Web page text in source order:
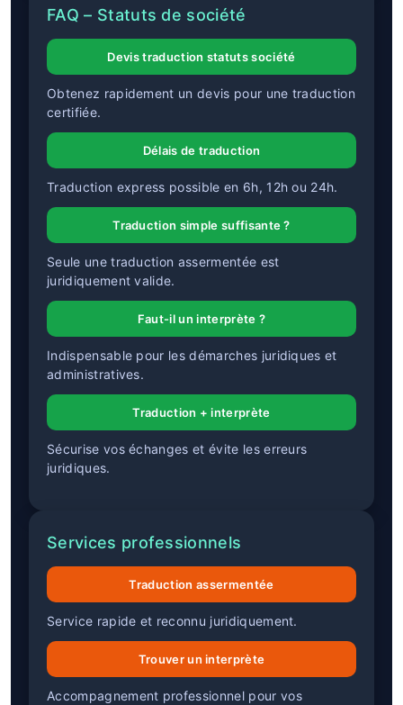
FAQ – Statuts de société
Devis traduction statuts société
Obtenez rapidement un devis pour une traduction
certifiée.
Délais de traduction
Traduction express possible en 6h, 12h ou 24h.
Traduction simple suffisante ?
Seule une traduction assermentée est
juridiquement valide.
Faut-il un interprète ?
Indispensable pour les démarches juridiques et
administratives.
Traduction + interprète
Sécurise vos échanges et évite les erreurs
juridiques.
Services professionnels
Traduction assermentée
Service rapide et reconnu juridiquement.
Trouver un interprète
Accompagnement professionnel pour vos